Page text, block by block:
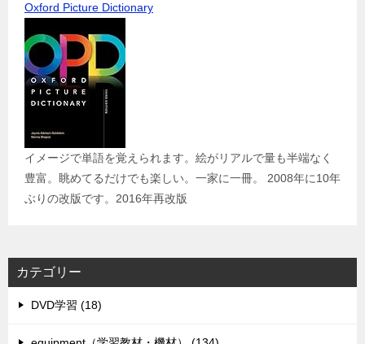
Oxford Picture Dictionary
イメージで単語を覚えられます。絵がリアルで量も半端なく
豊富。眺めてるだけでも楽しい。一家に一冊。 2008年に10年
ぶりの改版です。2016年再改版
カテゴリー
DVD学習 (18)